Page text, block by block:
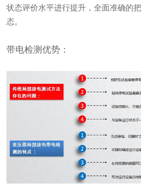
状态评价水平进行提升，全面准确的
态。
带电检测优势：